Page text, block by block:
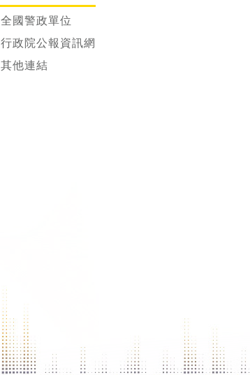
全國警政單位
行政院公報資訊網
其他連結